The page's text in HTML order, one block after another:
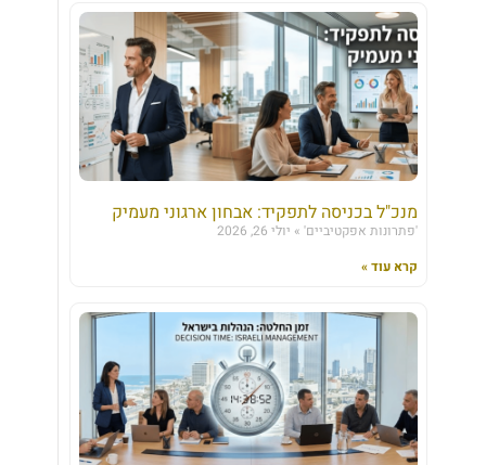
מנכ"ל בכניסה לתפקיד: אבחון ארגוני מעמיק
'פתרונות אפקטיביים'
יולי 26, 2026
קרא עוד »